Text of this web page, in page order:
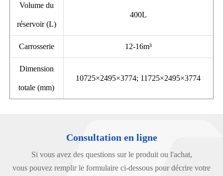
Volume du
réservoir (L)
400L
Carrosserie 12-16m³
Dimension
totale (mm)
10725×2495×3774; 11725×2495×3774
Consultation en ligne
Si vous avez des questions sur le produit ou l'achat,
vous pouvez remplir le formulaire ci-dessous pour décrire votre